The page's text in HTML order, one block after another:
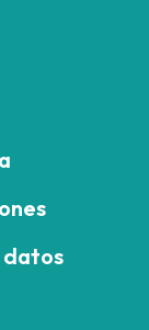
datos